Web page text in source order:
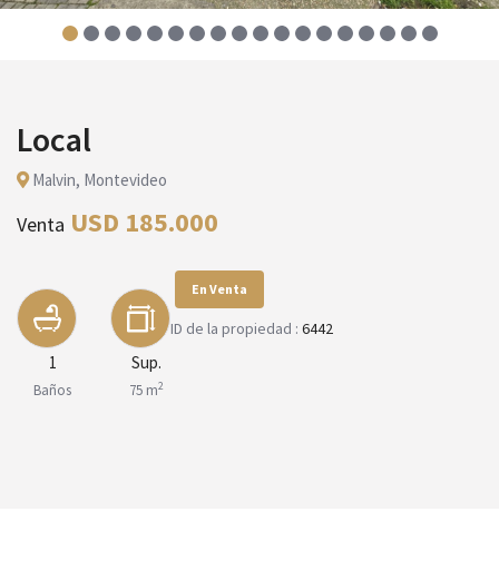
Local
Malvi­n, Montevideo
Venta USD 185.000
1
Baños
Sup.
75 m2
En Venta
ID de la propiedad : 6442